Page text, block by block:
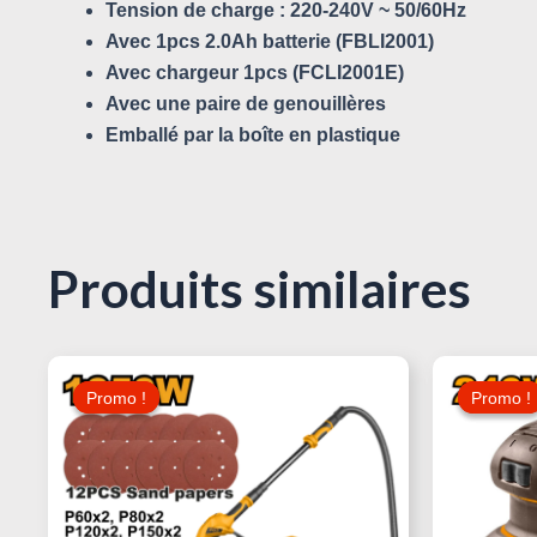
Tension de charge : 220-240V ~ 50/60Hz
Avec 1pcs 2.0Ah batterie (FBLI2001)
Avec chargeur 1pcs (FCLI2001E)
Avec une paire de genouillères
Emballé par la boîte en plastique
Produits similaires
Promo !
Promo !
Était :
Actuel
Est :
Promo !
Promo !